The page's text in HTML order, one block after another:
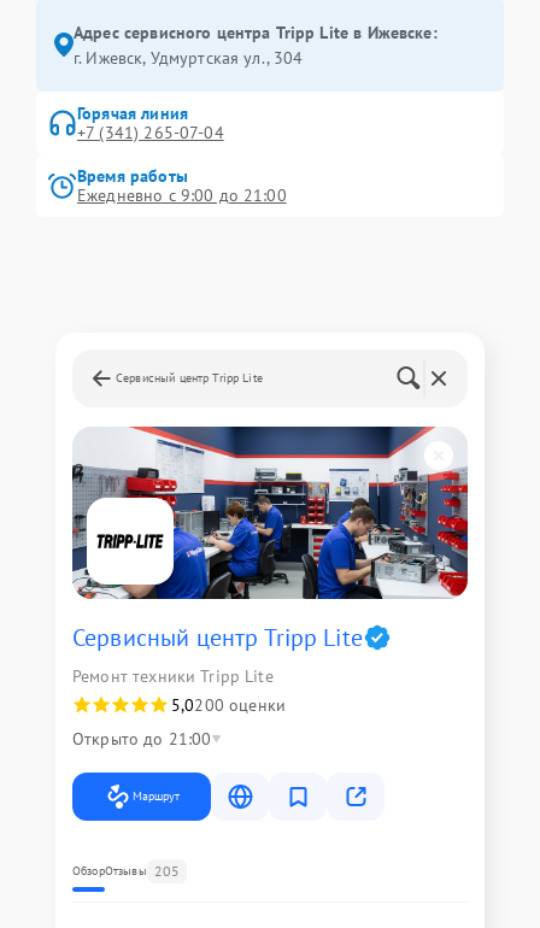
Адрес сервисного центра Tripp Lite в Ижевске:
г. Ижевск, Удмуртская ул., 304
Горячая линия
+7 (341) 265-07-04
Время работы
Ежедневно с 9:00 до 21:00
Сервисный центр Tripp Lite
Сервисный центр Tripp Lite
Ремонт техники Tripp Lite
5,0200 оценки
Открыто до 21:00
Маршрут
ОбзорОтзывы 205